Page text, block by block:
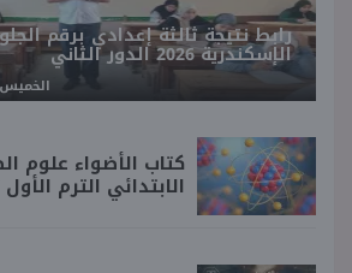
رابط نتيجة ثالثة إعدادي برقم
الإسكندرية 2026 الدور الثاني
الخميس 06-08-2026 04:06 مـ
كتاب الأضواء علوم
الابتدائي الترم الأول 2027 pdf